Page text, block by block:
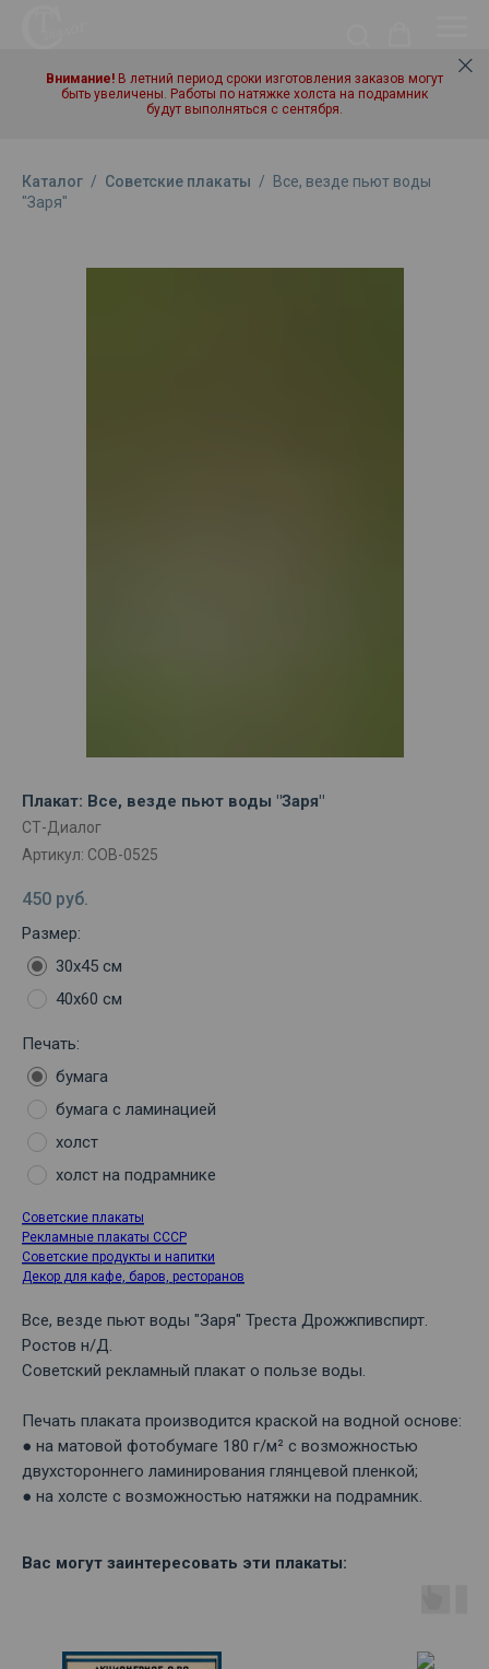
Внимание! В летний период сроки изготовления заказов могут
быть увеличены. Работы по натяжке холста на подрамник
будут выполняться с сентября.
Каталог / Советские плакаты /
Все, везде пьют воды
"Заря"
Плакат: Все, везде пьют воды "Заря"
СТ-Диалог
Артикул: СОВ-0525
450 руб.
Размер:
30х45 см
40х60 см
Печать:
бумага
бумага с ламинацией
холст
холст на подрамнике
Советские плакаты
Рекламные плакаты СССР
Советские продукты и напитки
Декор для кафе, баров, ресторанов
Все, везде пьют воды "Заря" Треста Дрожжпивспирт.
Ростов н/Д.
Советский рекламный плакат о пользе воды.
Печать плаката производится краской на водной основе:
● на матовой фотобумаге 180 г/м² с возможностью
двухстороннего ламинирования глянцевой пленкой;
● на холсте с возможностью натяжки на подрамник.
Вас могут заинтересовать эти плакаты: